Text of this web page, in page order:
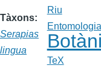
Tàxons
Serapias
lingua
Riu
Entomologia
TeX